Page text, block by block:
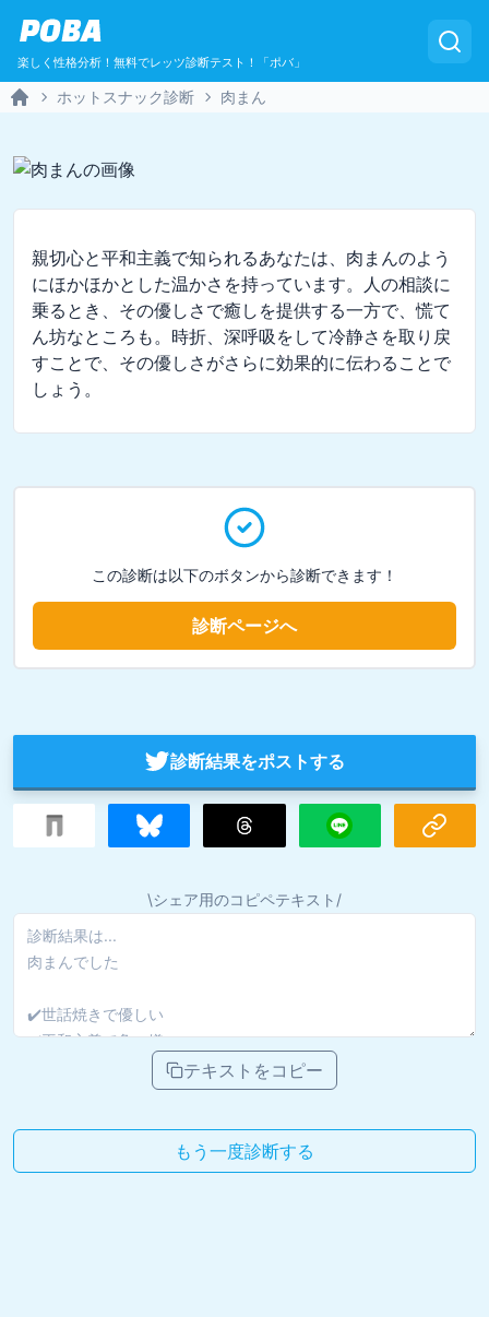
POBA
楽しく性格分析！無料でレッツ診断テスト！「ポバ」
ホットスナック診断 肉まん
親切心と平和主義で知られるあなたは、肉まんのよう
にほかほかとした温かさを持っています。人の相談に
乗るとき、その優しさで癒しを提供する一方で、慌て
ん坊なところも。時折、深呼吸をして冷静さを取り戻
すことで、その優しさがさらに効果的に伝わることで
しょう。
この診断は以下のボタンから診断できます！
診断ページへ
診断結果をポストする
\シェア用のコピペテキスト/
テキストをコピー
もう一度診断する